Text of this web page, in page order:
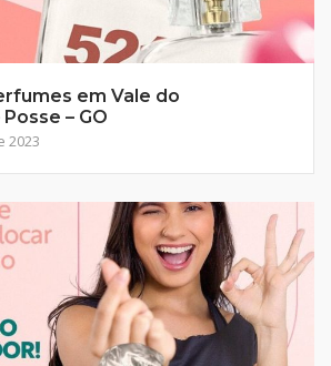
em Vale do
– GO
2023